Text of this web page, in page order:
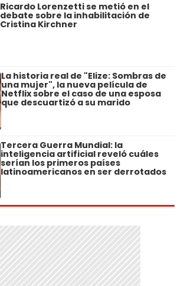
Ricardo Lorenzetti se metió en el
debate sobre la inhabilitación de
Cristina Kirchner
La historia real de "Elize: Sombras de
una mujer", la nueva película de
Netflix sobre el caso de una esposa
que descuartizó a su marido
Tercera Guerra Mundial: la
inteligencia artificial reveló cuáles
serían los primeros países
latinoamericanos en ser derrotados